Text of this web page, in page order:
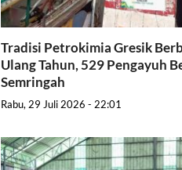
Tradisi Petrokimia Gresik
Ulang Tahun, 529 Pengayuh
Semringah
Rabu, 29 Juli 2026 - 22:01